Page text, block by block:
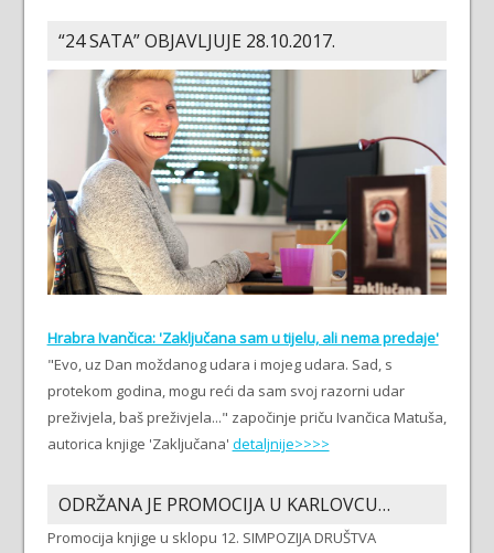
“24 SATA” OBJAVLJUJE 28.10.2017.
Hrabra Ivančica: 'Zaključana sam u tijelu, ali nema predaje'
"Evo, uz Dan moždanog udara i mojeg udara. Sad, s
protekom godina, mogu reći da sam svoj razorni udar
preživjela, baš preživjela..." započinje priču Ivančica Matuša,
autorica knjige 'Zaključana' detaljnije>>>>
ODRŽANA JE PROMOCIJA U KARLOVCU…
Promocija knjige u sklopu 12. SIMPOZIJA DRUŠTVA